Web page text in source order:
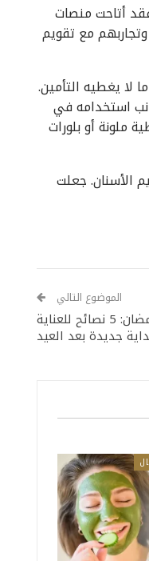
أتاحت منصات
مع تقويم
لا يغطيه التأمين.
وإلى جانب استخدامه في
ملونة أو بلورات
الأسنان. جعلت
الموضوع التالي
استعادة نضارة البشرة بعد رمضان: 5 نصائح للعناية
جديدة بعد العيد